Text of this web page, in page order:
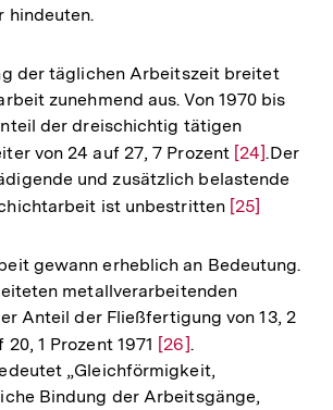
hindeuten.
der täglichen Arbeitszeit breitet
zunehmend aus. Von 1970 bis
der dreischichtig tätigen
von 24 auf 27, 7 Prozent Zur
Auflösung
der
[24].Der
und zusätzlich belastende
ist unbestritten Zur
der
Fußnote
[25]
gewann erheblich an Bedeutung.
metallverarbeitenden
Anteil der Fließfertigung von 13, 2
1 Prozent 1971 Zur
Auflösung
der
[26].
„Gleichförmigkeit,
Bindung der Arbeitsgänge,